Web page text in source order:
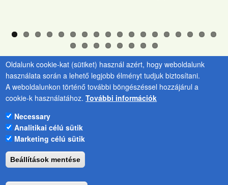
PTE Kancellária
Programiroda
H-7633 Pécs,
1/b.
Kulcsár Tünde
Oldalunk cookie-kat (sütiket) használ azért, hogy weboldalunk
használata során a lehető legjobb élményt tudjuk biztosítani.
A weboldalunkon történő további böngészéssel hozzájárul a
cookie-k használatához. További információk
Necessary
Analitikai célú sütik
Marketing célú sütik
Beállítások mentése